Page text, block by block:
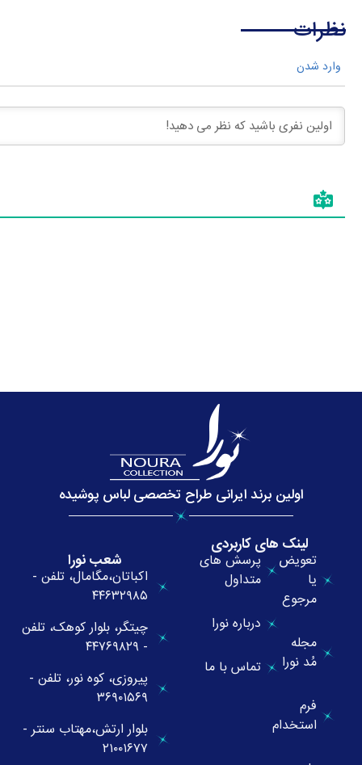
نظرات
وارد شدن
اولین برند ایرانی طراح تخصصی لباس پوشیده
لینک های کاربردی
تعویض
یا
مرجوع
مجله
مُد نورا
فرم
استخدام
پرسش های
متداول
درباره نورا
تماس با ما
شعب نورا
اکباتان،مگامال، تلفن -
۴۴۶۳۲۹۸۵
چیتگر، بلوار کوهک، تلفن
- ۴۴۷۶۹۸۲۹
پیروزی، کوه نور، تلفن -
۳۶۹۰۱۵۶۹
بلوار ارتش،مهتاب سنتر -
۲۱۰۰۱۶۷۷